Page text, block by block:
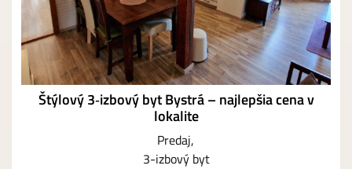
Štýlový 3‑izbový byt Bystrá – najlepšia cena v
lokalite
Predaj
3-izbový byt